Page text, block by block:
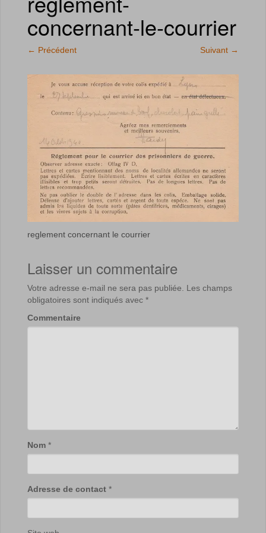
concernant-le-courrier
← Précédent Suivant →
reglement concernant le courrier
Laisser un commentaire
Votre adresse e-mail ne sera pas publiée. Les champs
obligatoires sont indiqués avec *
Commentaire
Nom *
Adresse de contact *